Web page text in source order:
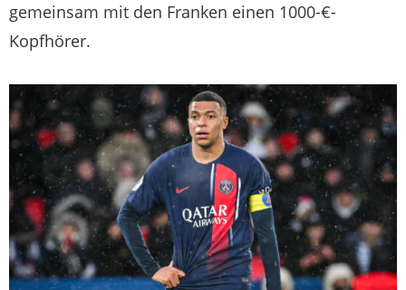
gemeinsam mit den Franken einen 1000-€-
Kopfhörer.